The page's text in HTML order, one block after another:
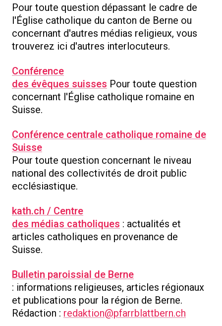
Pour toute question dépassant le cadre de
l'Église catholique du canton de Berne ou
concernant d'autres médias religieux, vous
trouverez ici d'autres interlocuteurs.
Conférence
des évêques suisses Pour toute question
concernant l'Église catholique romaine en
Suisse.
Conférence centrale catholique romaine de
Suisse
Pour toute question concernant le niveau
national des collectivités de droit public
ecclésiastique.
kath.ch / Centre
des médias catholiques : actualités et
articles catholiques en provenance de
Suisse.
Bulletin paroissial de Berne
: informations religieuses, articles régionaux
et publications pour la région de Berne.
Rédaction : redaktion@pfarrblattbern.ch